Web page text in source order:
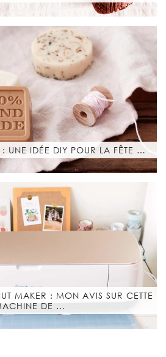
UNE IDÉE DIY POUR LA FÊTE …
MAKER : MON AVIS SUR CETTE
DE …